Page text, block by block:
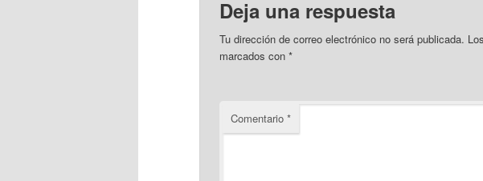
Deja una respuesta
Tu dirección de correo electrónico no será publicada.
marcados con*
Comentario*